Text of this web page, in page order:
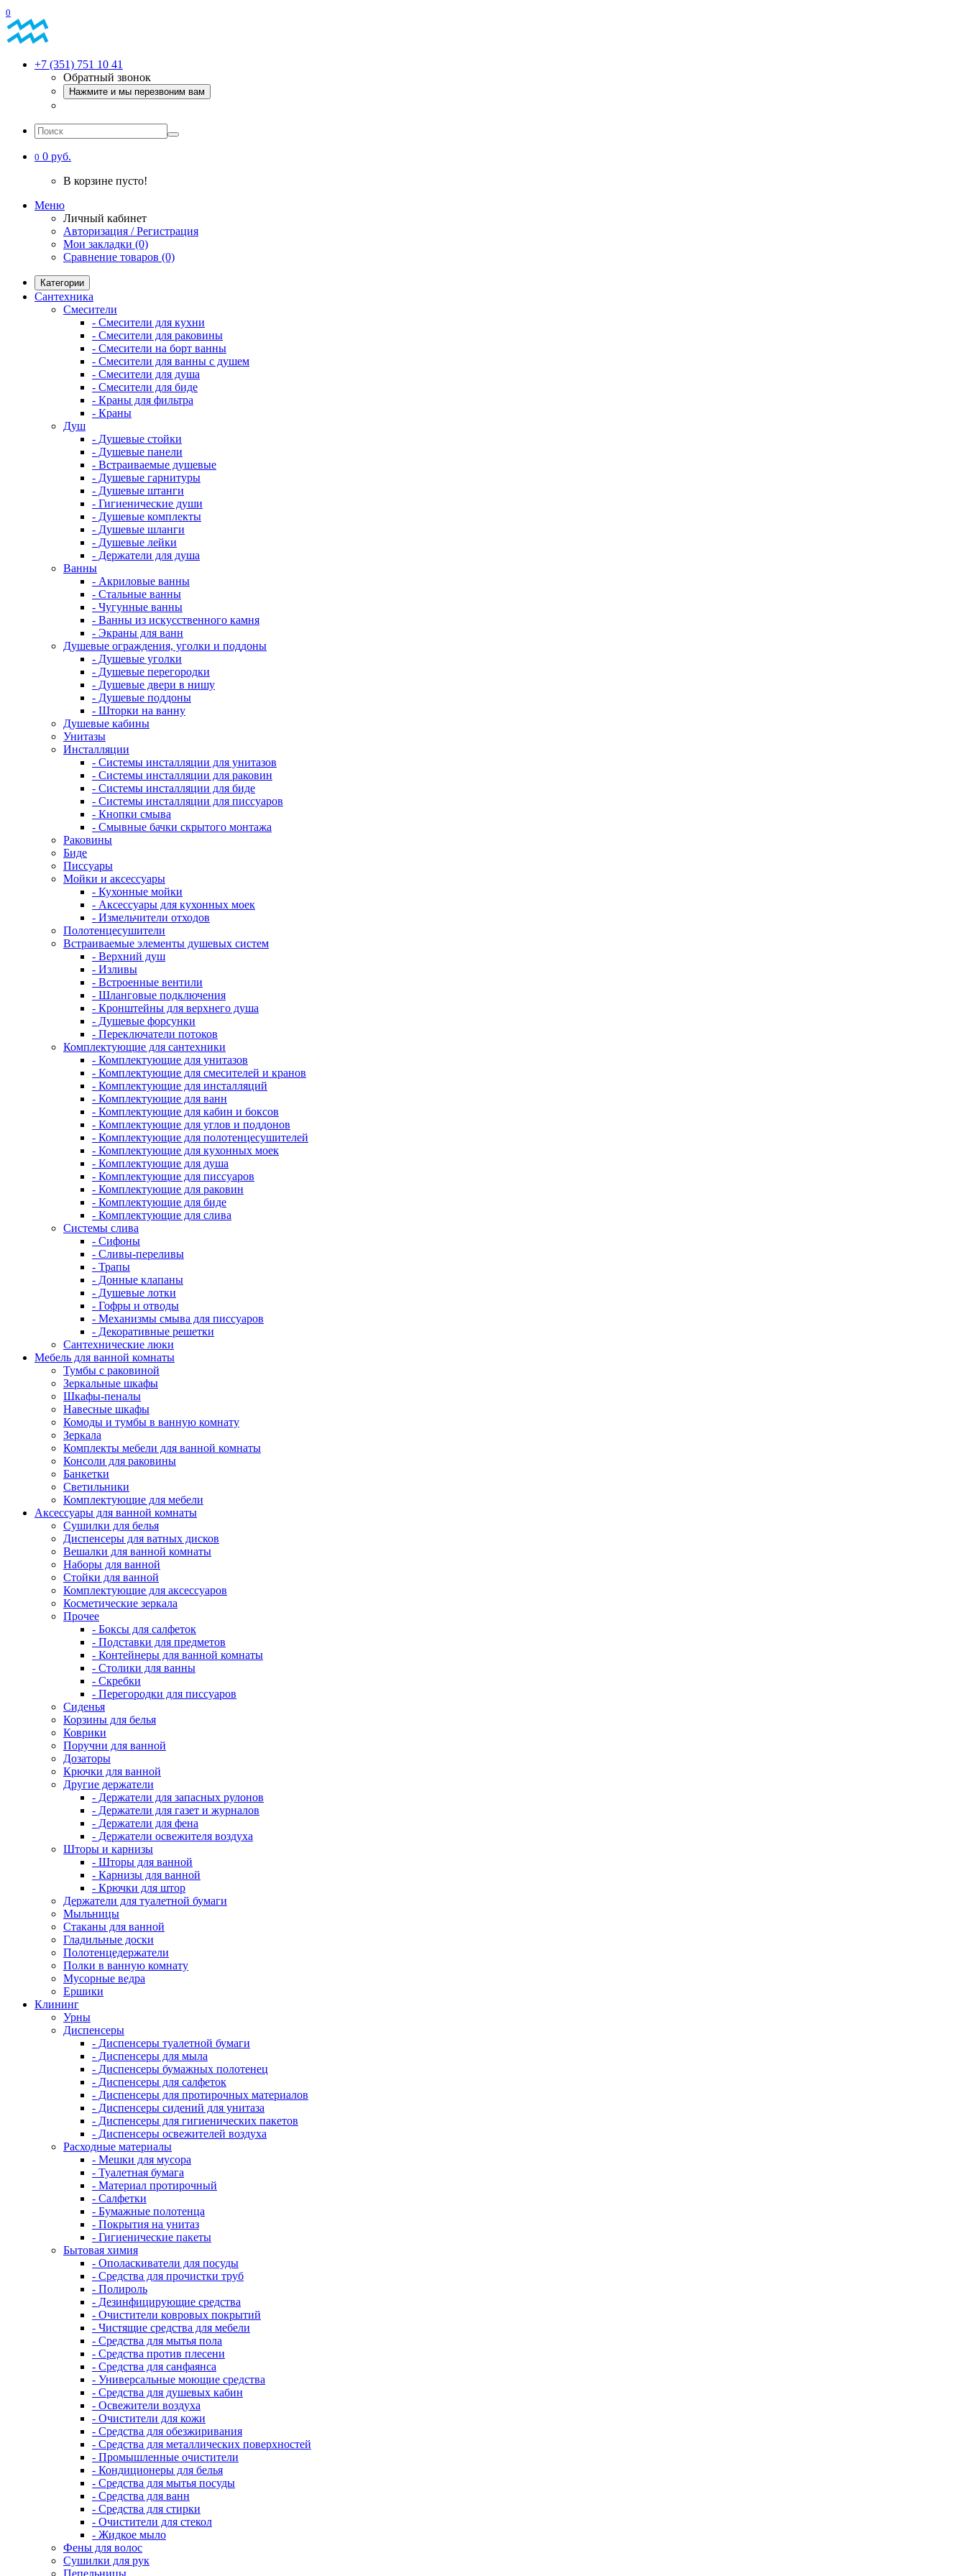
0
+7 (351) 751 10 41
Обратный звонок
Нажмите и мы перезвоним вам
0 0 руб.
В корзине пусто!
Меню
Личный кабинет
Авторизация / Регистрация
Мои закладки (0)
Сравнение товаров (0)
Категории
Сантехника
Смесители
- Смесители для кухни
- Смесители для раковины
- Смесители на борт ванны
- Смесители для ванны с душем
- Смесители для душа
- Смесители для биде
- Краны для фильтра
- Краны
Душ
- Душевые стойки
- Душевые панели
- Встраиваемые душевые
- Душевые гарнитуры
- Душевые штанги
- Гигиенические души
- Душевые комплекты
- Душевые шланги
- Душевые лейки
- Держатели для душа
Ванны
- Акриловые ванны
- Стальные ванны
- Чугунные ванны
- Ванны из искусственного камня
- Экраны для ванн
Душевые ограждения, уголки и поддоны
- Душевые уголки
- Душевые перегородки
- Душевые двери в нишу
- Душевые поддоны
- Шторки на ванну
Душевые кабины
Унитазы
Инсталляции
- Системы инсталляции для унитазов
- Системы инсталляции для раковин
- Системы инсталляции для биде
- Системы инсталляции для писсуаров
- Кнопки смыва
- Смывные бачки скрытого монтажа
Раковины
Биде
Писсуары
Мойки и аксессуары
- Кухонные мойки
- Аксессуары для кухонных моек
- Измельчители отходов
Полотенцесушители
Встраиваемые элементы душевых систем
- Верхний душ
- Изливы
- Встроенные вентили
- Шланговые подключения
- Кронштейны для верхнего душа
- Душевые форсунки
- Переключатели потоков
Комплектующие для сантехники
- Комплектующие для унитазов
- Комплектующие для смесителей и кранов
- Комплектующие для инсталляций
- Комплектующие для ванн
- Комплектующие для кабин и боксов
- Комплектующие для углов и поддонов
- Комплектующие для полотенцесушителей
- Комплектующие для кухонных моек
- Комплектующие для душа
- Комплектующие для писсуаров
- Комплектующие для раковин
- Комплектующие для биде
- Комплектующие для слива
Системы слива
- Сифоны
- Сливы-переливы
- Трапы
- Донные клапаны
- Душевые лотки
- Гофры и отводы
- Механизмы смыва для писсуаров
- Декоративные решетки
Сантехнические люки
Мебель для ванной комнаты
Тумбы с раковиной
Зеркальные шкафы
Шкафы-пеналы
Навесные шкафы
Комоды и тумбы в ванную комнату
Зеркала
Комплекты мебели для ванной комнаты
Консоли для раковины
Банкетки
Светильники
Комплектующие для мебели
Аксессуары для ванной комнаты
Сушилки для белья
Диспенсеры для ватных дисков
Вешалки для ванной комнаты
Наборы для ванной
Стойки для ванной
Комплектующие для аксессуаров
Косметические зеркала
Прочее
- Боксы для салфеток
- Подставки для предметов
- Контейнеры для ванной комнаты
- Столики для ванны
- Скребки
- Перегородки для писсуаров
Сиденья
Корзины для белья
Коврики
Поручни для ванной
Дозаторы
Крючки для ванной
Другие держатели
- Держатели для запасных рулонов
- Держатели для газет и журналов
- Держатели для фена
- Держатели освежителя воздуха
Шторы и карнизы
- Шторы для ванной
- Карнизы для ванной
- Крючки для штор
Держатели для туалетной бумаги
Мыльницы
Стаканы для ванной
Гладильные доски
Полотенцедержатели
Полки в ванную комнату
Мусорные ведра
Ершики
Клининг
Урны
Диспенсеры
- Диспенсеры туалетной бумаги
- Диспенсеры для мыла
- Диспенсеры бумажных полотенец
- Диспенсеры для салфеток
- Диспенсеры для протирочных материалов
- Диспенсеры сидений для унитаза
- Диспенсеры для гигиенических пакетов
- Диспенсеры освежителей воздуха
Расходные материалы
- Мешки для мусора
- Туалетная бумага
- Материал протирочный
- Салфетки
- Бумажные полотенца
- Покрытия на унитаз
- Гигиенические пакеты
Бытовая химия
- Ополаскиватели для посуды
- Средства для прочистки труб
- Полироль
- Дезинфицирующие средства
- Очистители ковровых покрытий
- Чистящие средства для мебели
- Средства для мытья пола
- Средства против плесени
- Средства для санфаянса
- Универсальные моющие средства
- Средства для душевых кабин
- Освежители воздуха
- Очистители для кожи
- Средства для обезжиривания
- Средства для металлических поверхностей
- Промышленные очистители
- Кондиционеры для белья
- Средства для мытья посуды
- Средства для ванн
- Средства для стирки
- Очистители для стекол
- Жидкое мыло
Фены для волос
Сушилки для рук
Пепельницы